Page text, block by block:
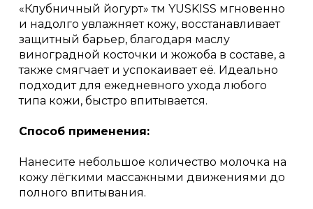
«Клубничный йогурт» тм YUSKISS мгновенно
и надолго увлажняет кожу, восстанавливает
защитный барьер, благодаря маслу
виноградной косточки и жожоба в составе, а
также смягчает и успокаивает её. Идеально
подходит для ежедневного ухода любого
типа кожи, быстро впитывается.
Способ применения:
Нанесите небольшое количество молочка на
кожу лёгкими массажными движениями до
полного впитывания.